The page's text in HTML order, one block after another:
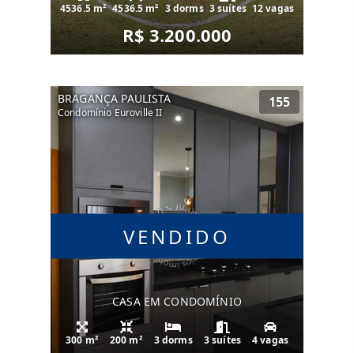
4536.5 m² 4536.5 m² 3 dorms 3 suítes 12 vagas
R$ 3.200.000
VENDIDO
BRAGANÇA PAULISTA
Condomínio Euroville II
155
CASA EM CONDOMÍNIO
300 m² 200 m² 3 dorms 3 suítes 4 vagas